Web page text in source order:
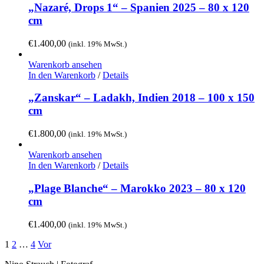
„Nazaré, Drops 1“ – Spanien 2025 – 80 x 120
cm
€1.400,00 (inkl. 19% MwSt.)
Warenkorb ansehen
In den Warenkorb / Details
„Zanskar“ – Ladakh, Indien 2018 – 100 x 150
cm
€1.800,00 (inkl. 19% MwSt.)
Warenkorb ansehen
In den Warenkorb / Details
„Plage Blanche“ – Marokko 2023 – 80 x 120
cm
€1.400,00 (inkl. 19% MwSt.)
1 2 … 4 Vor